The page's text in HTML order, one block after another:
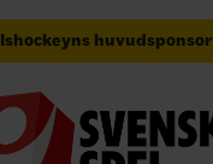
Ishockeyns huvudsponsor